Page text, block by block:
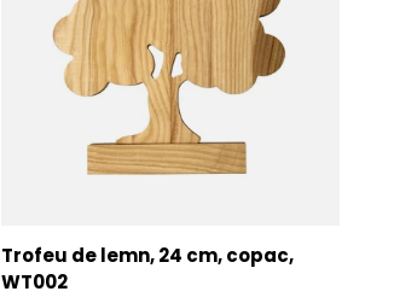
Trofeu de lemn, 24 cm, copac,
WT002